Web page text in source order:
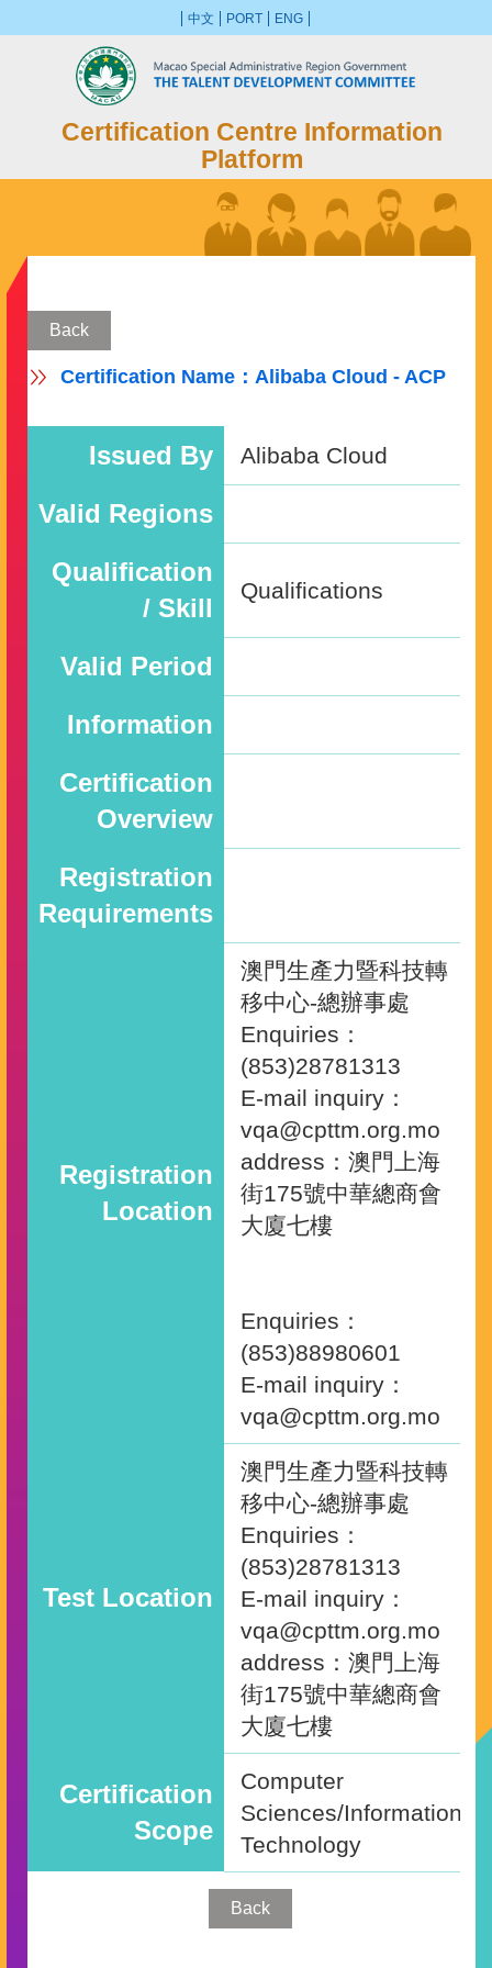
中文 PORT ENG
Certification Centre Information
Platform
Back
Certification Name：Alibaba Cloud - ACP
Issued By Alibaba Cloud
Valid Regions
Qualification
/ Skill
Qualifications
Valid Period
Information
Certification
Overview
Registration
Requirements
Registration
Location
澳門生產力暨科技轉
移中心-總辦事處
Enquiries：
(853)28781313
E-mail inquiry：
vqa@cpttm.org.mo
address：澳門上海
街175號中華總商會
大廈七樓
Enquiries：
(853)88980601
E-mail inquiry：
vqa@cpttm.org.mo
Test Location
澳門生產力暨科技轉
移中心-總辦事處
Enquiries：
(853)28781313
E-mail inquiry：
vqa@cpttm.org.mo
address：澳門上海
街175號中華總商會
大廈七樓
Certification
Scope
Computer
Sciences/Information
Technology
Back